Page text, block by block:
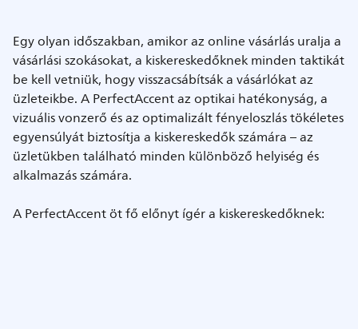
Egy olyan időszakban, amikor az online vásárlás uralja a
vásárlási szokásokat, a kiskereskedőknek minden taktikát
be kell vetniük, hogy visszacsábítsák a vásárlókat az
üzleteikbe. A PerfectAccent az optikai hatékonyság, a
vizuális vonzerő és az optimalizált fényeloszlás tökéletes
egyensúlyát biztosítja a kiskereskedők számára – az
üzletükben található minden különböző helyiség és
alkalmazás számára.
A PerfectAccent öt fő előnyt ígér a kiskereskedőknek: